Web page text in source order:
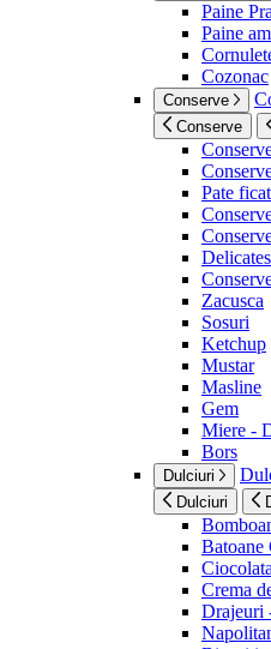
Paine
Paine
Cozonac
Conserve
Conserve
Pate ficat
Zacusca
Sosuri
Ketchup
Mustar
Masline
Gem
Miere -
Bors
Dulciuri
Dulciuri
Batoane
Crema
Drajeuri